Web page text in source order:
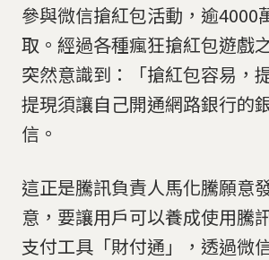
參與微信搶紅包活動，逾4000
取。經過各種瘋狂搶紅包遊戲
突然意識到：「搶紅包容易，
提現須讓自己開通網路銀行的
信。
這正是騰訊負責人馬化騰願意
意，要讓用戶可以養成使用騰
支付工具「財付通」，透過微